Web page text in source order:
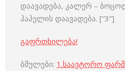
დაავადება, კალერ –
ჰაპელის დაავადება. [“3”]
გაფრთხილება!
ბმულები: 1.საავტორო